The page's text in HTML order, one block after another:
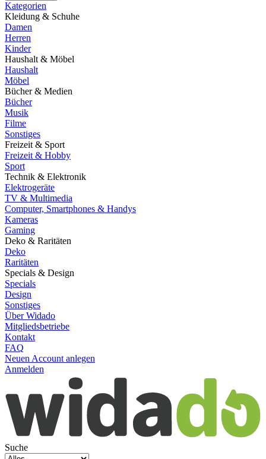
Kategorien
Kleidung & Schuhe
Damen
Herren
Kinder
Haushalt & Möbel
Haushalt
Möbel
Bücher & Medien
Bücher
Musik
Filme
Sonstiges
Freizeit & Sport
Freizeit & Hobby
Sport
Technik & Elektronik
Elektrogeräte
TV & Multimedia
Computer, Smartphones & Handys
Kameras
Gaming
Deko & Raritäten
Deko
Raritäten
Specials & Design
Specials
Design
Sonstiges
Über Widado
Mitgliedsbetriebe
Kontakt
FAQ
Neuen Account anlegen
Anmelden
Suche